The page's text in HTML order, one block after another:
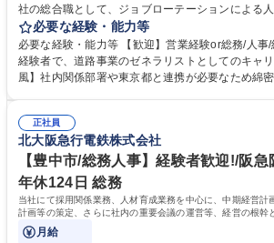
社の総合職として、ジョブローテーションによる
等のフロント部門の部署等幅広い部署での業務を
制度やキャリア支援が充実しております！ ※下記業務詳細 【
管理部門：広報、人事、経理など当公社の運営に
門：駐車場の新規開拓、管理運営、新宿駅西口広
道路施設や道路工事現場の見学ツアー事業 ※入社
へ配属。※業務内容変更の範囲：会社の定める業務 募集職種 【都庁グル
ープ】総合職（事務）◇残業月平均9時間未満／
必要な経験・能力等
必要な経験・能力等 【歓迎】営業経験or総務/人事
経験者で、道路事業のゼネラリストとしてのキャ
風】社内関係部署や東京都と連携が必要なため綿
部門など多岐に渡る業務を経験できます。 ■様々な
事業の他、新宿駅西口広場内に設置された照明を
イン」の管理運営を行うなど、事業収益を生み出
います。 学歴・資格 学歴：大学院 大学 高専 短大 専修学校 高校 語学力：
資格：
正社員
北大阪急行電鉄株式会社
【豊中市/総務人事】経験者歓迎!/阪
年休124日 総務
当社にて採用関係業務、人材育成業務を中心に、中期経営計
計画等の策定、さらに社内の重要会議の運営等、経営の根幹
般を担当していただきます。
月給